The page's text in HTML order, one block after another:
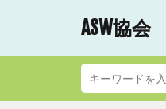
ASW協会